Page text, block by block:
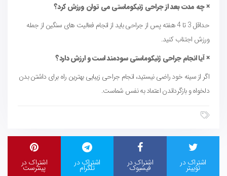
× چه مدت بعد از جراحی ژنیکوماستی می توان ورزش کرد؟
حداقل 3 تا 4 هفته پس از جراحی باید از انجام فعالیت های سنگین از جمله
ورزش اجتناب کنید.
× آیا انجام جراحی ژنیکوماستی سودمند است و ارزش دارد؟
اگر از سینه خود راضی نیستید، انجام جراحی زیبایی بهترین راه برای داشتن بدن
دلخواه و بازگرداندن اعتماد به نفس شماست.
اشتراک در
توییتر اشتراک در
فیسبوک اشتراک در
تلگرام اشتراک در
پینترست